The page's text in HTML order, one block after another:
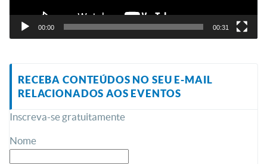
00:00 00:31
RECEBA CONTEÚDOS NO SEU E-MAIL
RELACIONADOS AOS EVENTOS
Inscreva-se gratuitamente
Nome